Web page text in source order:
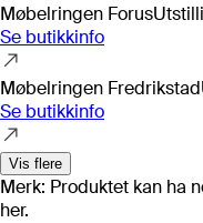
Møbelringen Forus
Se butikkinfo
Møbelringen Fredrikstad
Se butikkinfo
Vis flere
Merk: Produktet kan ha
her.